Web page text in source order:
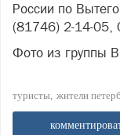
России по
(81746) 2-14-05,
Фото из группы
туристы жители